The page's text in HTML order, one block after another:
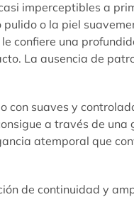
imperceptibles a
o la piel
confiere una
La ausencia de
con suaves y
a través de una
atemporal que
de continuidad y